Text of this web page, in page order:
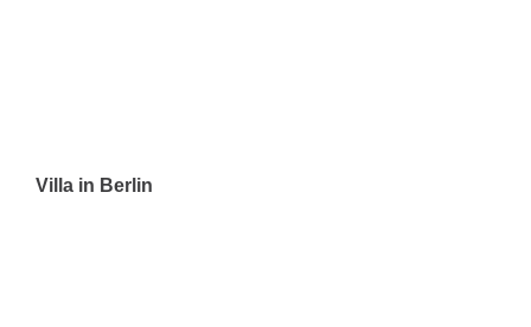
Villa in Berlin